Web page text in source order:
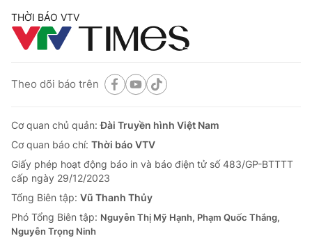
THỜI BÁO VTV
Theo dõi báo trên
Cơ quan chủ quản:Đài Truyền hình Việt Nam
Cơ quan báo chí: Thời báo VTV
Giấy phép hoạt động báo in và báo điện tử số 483/GP-BTTTT
cấp ngày 29/12/2023
Tổng Biên tập: Vũ Thanh Thủy
Phó Tổng Biên tập: Nguyễn Thị Mỹ Hạnh, Phạm Quốc Thắng,
Nguyễn Trọng Ninh